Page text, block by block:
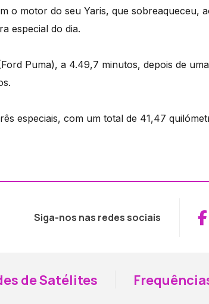
o motor do seu Yaris, que sobreaqueceu,
especial do dia.
Puma), a 4.49,7 minutos, depois de
especiais, com um total de 41,47
Siga-nos nas redes sociais
de Satélites